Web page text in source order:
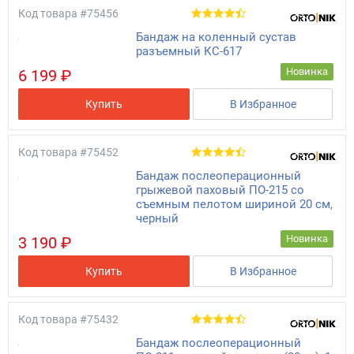
Код товара #75456
Бандаж на коленный сустав
разъемный КС-617
Новинка
6 199 ₽
Купить В Избранное
Код товара #75452
Бандаж послеоперационный
грыжевой паховый ПО-215 со
съемным пелотом шириной 20 см,
черный
Новинка
3 190 ₽
Купить В Избранное
Код товара #75432
Бандаж послеоперационный